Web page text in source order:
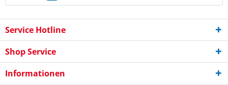
Service Hotline
Shop Service
Informationen